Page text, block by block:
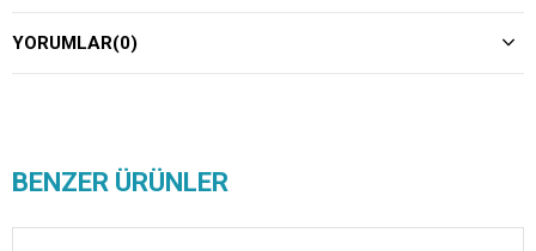
YORUMLAR(0)
BENZER ÜRÜNLER